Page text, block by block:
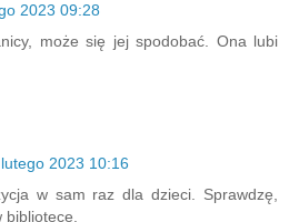
2023 09:28
może się jej spodobać. Ona lubi
2023 10:16
w sam raz dla dzieci. Sprawdzę,
bibliotece.